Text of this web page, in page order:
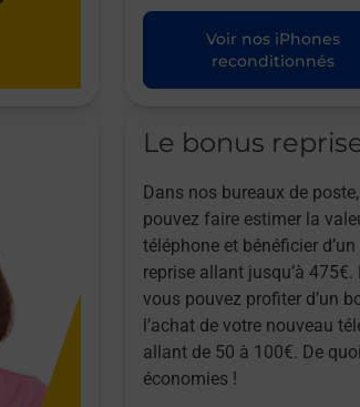
Voir nos iPhones
reconditionnés
Le bonus
Dans nos bureaux de
pouvez faire estimer la
téléphone et bénéficier
reprise allant jusqu’à 475€.
vous pouvez profiter d’un
l’achat de votre nouveau
allant de 50 à 100€. De
économies !